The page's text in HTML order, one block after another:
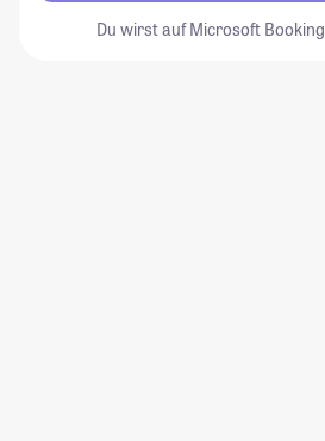
Du wirst auf Microsoft